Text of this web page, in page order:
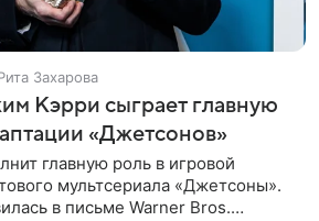
Захарова
Кэрри сыграет главную
«Джетсонов»
главную роль в игровой
мультсериала «Джетсоны».
в письме Warner Bros.